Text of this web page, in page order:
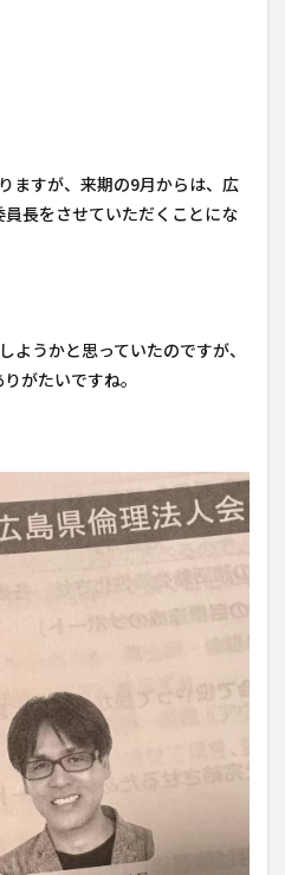
ますが、来期の9月からは、広
長をさせていただくことにな
ようかと思っていたのですが、
がたいですね。